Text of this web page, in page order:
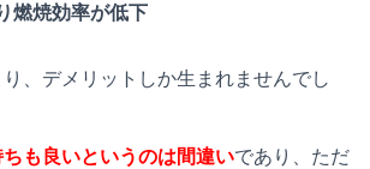
燃焼効率が低下
、デメリットしか生まれませんでし
も良いというのは間違いであり、ただ